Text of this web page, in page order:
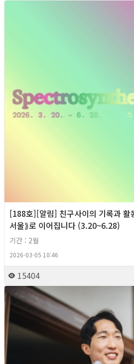
[188호][알림] 친구사이의 기록과 활
서울⟫로 이어집니다 (3.20~6.28)
기간 : 2월
2026-03-05 10:46
15404